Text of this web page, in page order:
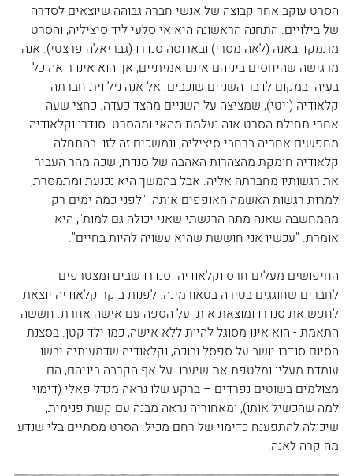
הסרט עוקב אחר קבוצה של אנשי חברה גבוהה שיוצאים לסדרה
של בילויים. התחנה הראשונה היא אי סלעי ליד סיציליה, והסרט
מתמקד באנה (לאה מסרי) ובארוסה סנדרו (גבריאלה פרצטי). אנה
מרגישה שהיחסים ביניהם אינם אמיתיים, אך הוא אינו רואה כל
בעיה ובמקום לדבר השניים שוכבים. אל אנה נילווית חברתה
קלאודיה (ויטי), שמציצה על השניים מהצד כעדה. כחצי שעה
אחרי תחילת הסרט אנה נעלמת מהאי ומהסרט. סנדרו וקלאודיה
מחפשים אחריה ברחבי סיציליה, ונמשכים זה לזו. בהתחלה
קלאודיה חומקת מהצהרות האהבה של סנדרו, שכה מהר העביר
את רגשותיו מחברתה אליה. אבל בהמשך היא נכנעת ומתמסרת,
למרות רגשות האשמה האופפים אותה. "לפני כמה ימים רק
מהמחשבה שאנה מתה הרגשתי שאני יכולה גם למות", היא
אומרת. "עכשיו אני חוששת שהיא עשויה להיות בחיים".
החיפושים מעלים חרס וקלאודיה וסנדרו שבים ומצטרפים
לחברים שחוגגים בטירה בטאורמינה. לפנות בוקר קלאודיה יוצאת
לחפש את סנדרו ומוצאת אותו על הספה עם אישה אחרת. חששה
התאמת - הוא אינו מסוגל להיות ללא אישה, כמו ילד קטן. בסצנת
הסיום סנדרו יושב על ספסל ובוכה, וקלאודיה שדמעותיה יבשו
עומדת מעליו ומלטפת את שיערו. על אף הקרבה ביניהם, הם
מצולמים בשוטים נפרדים – ברקע שלו נראה מגדל פאלי (דימוי
למה שהכשיל אותו), ומאחוריה נראה מבנה עם קשת פנימית,
שיכולה להתפענח כדימוי של רחם מכיל. הסרט מסתיים בלי שנדע
מה קרה לאנה.